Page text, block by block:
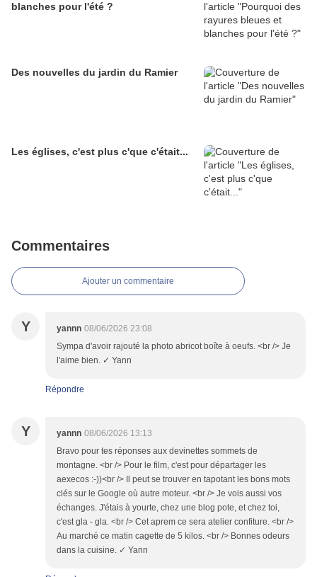
blanches pour l'été ?
Des nouvelles du jardin du Ramier
Les églises, c'est plus c'que c'était...
Commentaires
Ajouter un commentaire
Y yannn 08/06/2026 23:08
Sympa d'avoir rajouté la photo abricot boîte à oeufs. <br /> Je
l'aime bien. ✓ Yann
Répondre
Y yannn 08/06/2026 13:13
Bravo pour tes réponses aux devinettes sommets de
montagne. <br /> Pour le film, c'est pour départager les
aexecos :-))<br /> Il peut se trouver en tapotant les bons mots
clés sur le Google où autre moteur. <br /> Je vois aussi vos
échanges. J'étais à yourte, chez une blog pote, et chez toi,
c'est gla - gla. <br /> Cet aprem ce sera atelier confiture. <br />
Au marché ce matin cagette de 5 kilos. <br /> Bonnes odeurs
dans la cuisine. ✓ Yann